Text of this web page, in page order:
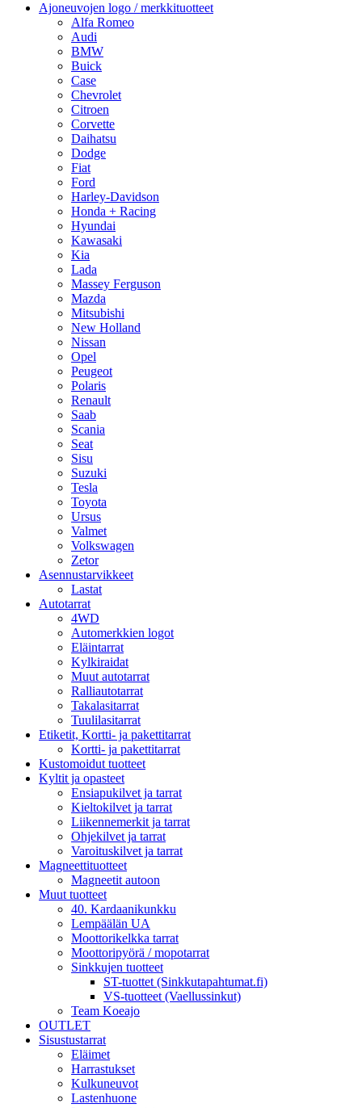
Ajoneuvojen logo / merkkituotteet
Alfa Romeo
Audi
BMW
Buick
Case
Chevrolet
Citroen
Corvette
Daihatsu
Dodge
Fiat
Ford
Harley-Davidson
Honda + Racing
Hyundai
Kawasaki
Kia
Lada
Massey Ferguson
Mazda
Mitsubishi
New Holland
Nissan
Opel
Peugeot
Polaris
Renault
Saab
Scania
Seat
Sisu
Suzuki
Tesla
Toyota
Ursus
Valmet
Volkswagen
Zetor
Asennustarvikkeet
Lastat
Autotarrat
4WD
Automerkkien logot
Eläintarrat
Kylkiraidat
Muut autotarrat
Ralliautotarrat
Takalasitarrat
Tuulilasitarrat
Etiketit, Kortti- ja pakettitarrat
Kortti- ja pakettitarrat
Kustomoidut tuotteet
Kyltit ja opasteet
Ensiapukilvet ja tarrat
Kieltokilvet ja tarrat
Liikennemerkit ja tarrat
Ohjekilvet ja tarrat
Varoituskilvet ja tarrat
Magneettituotteet
Magneetit autoon
Muut tuotteet
40. Kardaanikunkku
Lempäälän UA
Moottorikelkka tarrat
Moottoripyörä / mopotarrat
Sinkkujen tuotteet
ST-tuottet (Sinkkutapahtumat.fi)
VS-tuotteet (Vaellussinkut)
Team Koeajo
OUTLET
Sisustustarrat
Eläimet
Harrastukset
Kulkuneuvot
Lastenhuone